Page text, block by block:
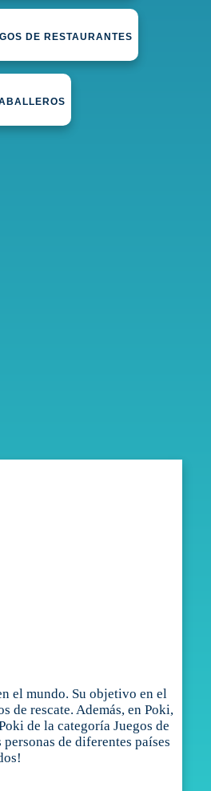
DE RESTAURANTES
el mundo. Su objetivo en el
de rescate. Además, en Poki,
de la categoría Juegos de
de diferentes países